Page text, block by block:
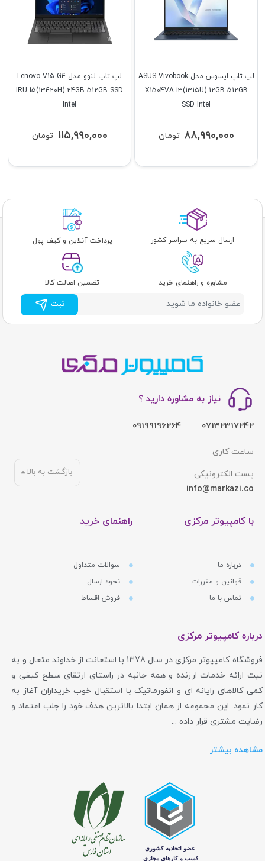
لپ تاپ لنوو مدل Lenovo V15 G4
IRU i5(13420H) 24GB 512GB SSD
Intel
تومان 115,990,000
لپ تاپ ایسوس مدل ASUS Vivobook
X1504VA i3(1315U) 12GB 512GB
SSD Intel
تومان 88,990,000
ارسال سریع به سراسر کشور پرداخت آنلاین و کیف پول
مشاوره و راهنمای خرید تضمین اصالت کالا
ثبت
نیاز به مشاوره دارید ؟
07132317242
09199196264
ساعت کاری
پست الکترونیکی
info@markazi.co
با کامپیوتر مرکزی
درباره ما
قوانین و مقررات
تماس با ما
راهنمای خرید
سوالات متداول
نحوه ارسال
فروش اقساط
بازگشت به بالا
درباره کامپیوتر مرکزی
فروشگاه کامپیوتر مرکزی در سال 1378 با استعانت از خداوند متعال و به
نیت ارائه خدمات ارزنده و همه جانبه در راستای ارتقای سطح کیفی و
کمی کالاهای رایانه ای و انفورماتیک با استقبال خوب خریداران آغاز به
کار نمود. این مجموعه از همان ابتدا بالاترین هدف خود را جلب اعتماد و
رضایت مشتری قرار داده ...
مشاهده بیشتر